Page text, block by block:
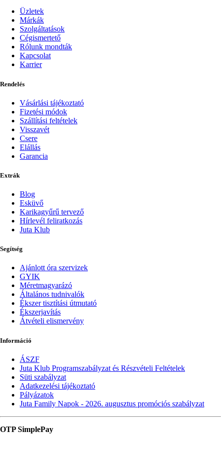
Üzletek
Márkák
Szolgáltatások
Cégismertető
Rólunk mondták
Kapcsolat
Karrier
Rendelés
Vásárlási tájékoztató
Fizetési módok
Szállítási feltételek
Visszavét
Csere
Elállás
Garancia
Extrák
Blog
Esküvő
Karikagyűrű tervező
Hírlevél feliratkozás
Juta Klub
Segítség
Ajánlott óra szervizek
GYIK
Méretmagyarázó
Általános tudnivalók
Ékszer tisztítási útmutató
Ékszerjavítás
Átvételi elismervény
Információ
ÁSZF
Juta Klub Programszabályzat és Részvételi Feltételek
Süti szabályzat
Adatkezelési tájékoztató
Pályázatok
Juta Family Napok - 2026. augusztus promóciós szabályzat
OTP SimplePay